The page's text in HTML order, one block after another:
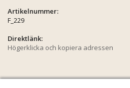
Artikelnummer:
F_229
Direktlänk:
Högerklicka och kopiera adressen